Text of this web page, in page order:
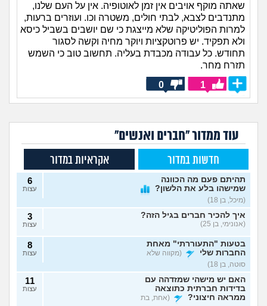
שאתה מוקף אויבים אין זמן לאוטופיה. אין על העם שלנו,
מתנדבים לצבא, לבתי חולים, משטרה וכו. ועוזרים ברעות,
למרות הפוליטיקה שלא מייצגת כי שם יושבים בשביל כיסא
ולא תפקיד. יש פרוטקציות ויוקר מחיה וקשה לסגור
תחודש. כל עבודה מכבדת בעליה. תחשוב טוב כי השמש
תזרח מחר.
1
0
עוד ממדור "חברים ואנשים"
חדשות במדור אקראיות במדור
תהיתם פעם מה הכוונה
שמישהו בלע את הלשון?
(מיכל, בן 18)
6
עצות
איך להכיר חברים בגיל הזה?
(אנונימי, בן 25)
3
עצות
בטעות "התעוררתי" מאחת
החברות שלי
(מקווה שלא
סוטה, בן 18)
8
עצות
האם יש מישהי שמזדהה עם
בדידות חברתית כתוצאה
ממראה חיצוני?
(אחת, בת
11
עצות